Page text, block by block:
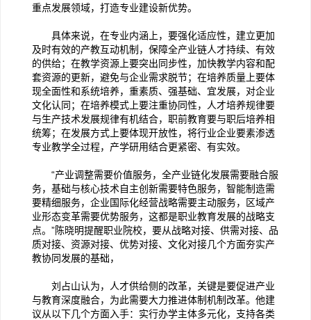
重点发展领域，打造专业建设新优势。
具体来说，在专业内涵上，要强化适应性，建立更加
及时有效的产教互动机制，保障全产业链人才持续、有效
的供给；在教学资源上要突出同步性，加快教学内容和配
套资源的更新，避免与企业需求脱节；在培养质量上要体
现全面性和系统培养，重素质、强基础、宜发展，对企业
文化认同；在培养模式上要注重协同性，人才培养规律要
与生产技术发展规律有机结合，职前教育要与职后培养相
统筹；在发展方式上要体现开放性，将行业企业要素渗透
专业教学全过程，产学研用结合更紧密、有实效。
“产业调整需要价值服务，全产业链化发展需要融合服
务，基础与核心技术自主创新需要特色服务，智能制造需
要精细服务，企业国际化经营战略需要主动服务，区域产
业形态变革需要优势服务，这都是职业教育发展的战略支
点。”陈晓明提醒职业院校，要从战略对接、供需对接、品
质对接、资源对接、优势对接、文化对接几个方面夯实产
教协同发展的基础，
刘占山认为，人才供给侧的改革，关键是要促进产业
与教育深度融合，为此需要大力推进体制机制改革。他建
议从以下几个方面入手：实行办学主体多元化，支持各类